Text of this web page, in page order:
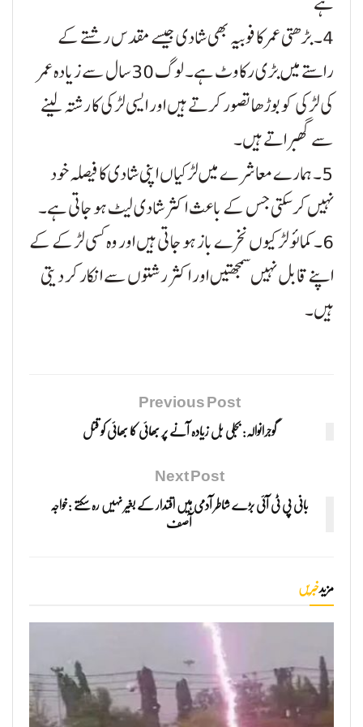
4۔ بڑھتی عمر کا فوبیہ بھی شادی جیسے مقدس رشتے کے
راستے میں بڑی رکاوٹ ہے۔ لوگ 30 سال سے زیادہ عمر
کی لڑکی کو بوڑھا تصور کرتے ہیں اور ایسی لڑکی کا رشتہ لینے
سے گھبراتے ہیں۔
5۔ ہمارے معاشرے میں لڑکیاں اپنی شادی کا فیصلہ خود
نہیں کر سکتی جس کے باعث اکثر شادی لیٹ ہو جاتی ہے۔
6۔ کمائو لڑکیوں نخرے باز ہو جاتی ہیں اور وہ کسی لڑکے کے
اپنے قابل نہیں سمجھتیں اور اکثر رشتوں سے انکار کر دیتی
ہیں۔
Previous Post
گوجرانوالہ: بجلی بل زیادہ آنے پر بھائی کا بھائی کو قتل
Next Post
بانی پی ٹی آئی بڑے شاطر آدمی ہیں اقتدار کے بغیر نہیں رہ سکتے :خواجہ
آصف
مزیدخبریں